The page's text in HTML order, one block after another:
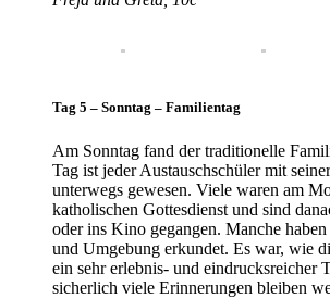
Tag 5 – Sonntag – Familientag
Am Sonntag fand der traditionelle
Tag ist jeder Austauschschüler mit
unterwegs gewesen. Viele waren am
katholischen Gottesdienst und sind
oder ins Kino gegangen. Manche
und Umgebung erkundet. Es war, wie
ein sehr erlebnis- und eindrucksreicher
sicherlich viele Erinnerungen bleiben